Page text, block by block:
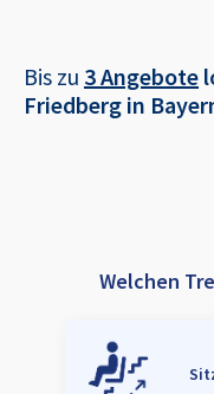
Bis zu 3 Angebote
Friedberg in
Welchen